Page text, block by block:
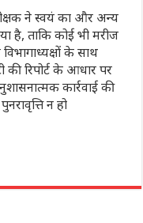
ने स्वयं का और अन्य
है, ताकि कोई भी मरीज
के साथ
रिपोर्ट के आधार पर
कार्रवाई की
न हो